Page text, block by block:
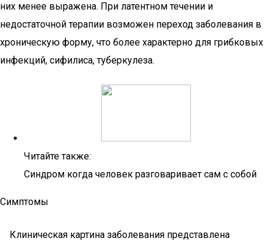
них менее выражена. При латентном течении и
недостаточной терапии возможен переход заболевания в
хроническую форму, что более характерно для грибковых
инфекций, сифилиса, туберкулеза.
Читайте также:
Синдром когда человек разговаривает сам с собой
Симптомы
Клиническая картина заболевания представлена